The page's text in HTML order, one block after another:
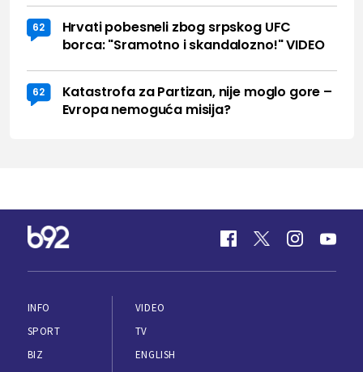
62
Hrvati pobesneli zbog srpskog UFC
borca: "Sramotno i skandalozno!" VIDEO
62
Katastrofa za Partizan, nije moglo gore –
Evropa nemoguća misija?
INFO
SPORT
BIZ
VIDEO
TV
ENGLISH